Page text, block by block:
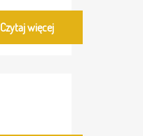
Czytaj więcej